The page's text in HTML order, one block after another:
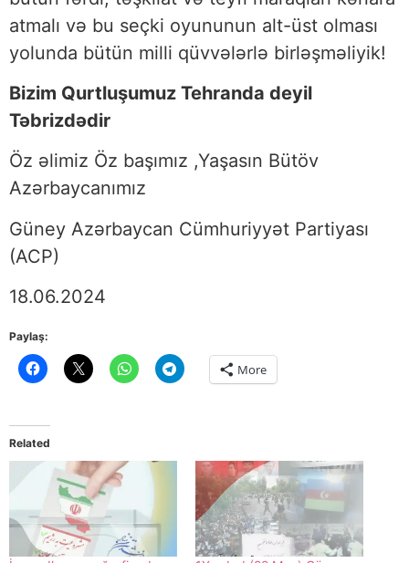
atmalı və bu seçki oyununun alt-üst olması
yolunda bütün milli qüvvələrlə birləşməliyik!
Bizim Qurtluşumuz Tehranda deyil
Təbrizdədir
Öz əlimiz Öz başımız ,Yaşasın Bütöv
Azərbaycanımız
Güney Azərbaycan Cümhuriyyət Partiyası
(ACP)
18.06.2024
Paylaş:
More
Related